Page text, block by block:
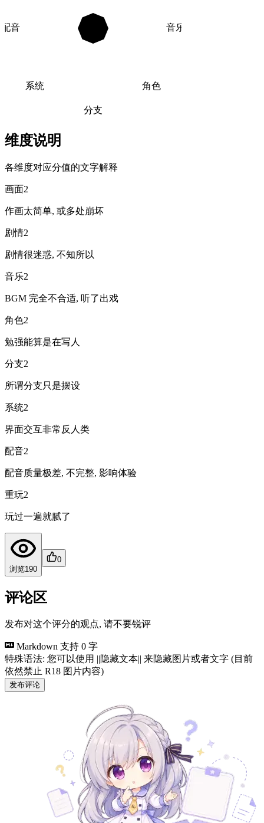
音乐
角色
分支
系统
配音
维度说明
各维度对应分值的文字解释
画面2
作画太简单, 或多处崩坏
剧情2
剧情很迷惑, 不知所以
音乐2
BGM 完全不合适, 听了出戏
角色2
勉强能算是在写人
分支2
所谓分支只是摆设
系统2
界面交互非常反人类
配音2
配音质量极差, 不完整, 影响体验
重玩2
玩过一遍就腻了
浏览190
0
评论区
发布对这个评分的观点, 请不要锐评
Markdown 支持 0 字
特殊语法: 您可以使用 ||隐藏文本|| 来隐藏图片或者文字 (目前
依然禁止 R18 图片内容)
发布评论